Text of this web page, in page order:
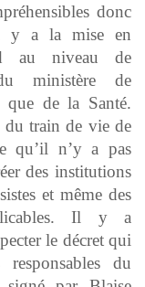
donc
il y a la mise en
au niveau de
ministère de
que de la Santé.
train de vie de
qu’il n’y a pas
des institutions
et même des
Il y a
le décret qui
du